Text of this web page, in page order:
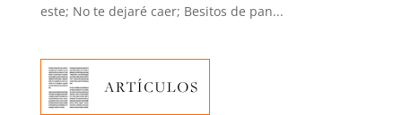
este; No te dejaré caer; Besitos de pan...